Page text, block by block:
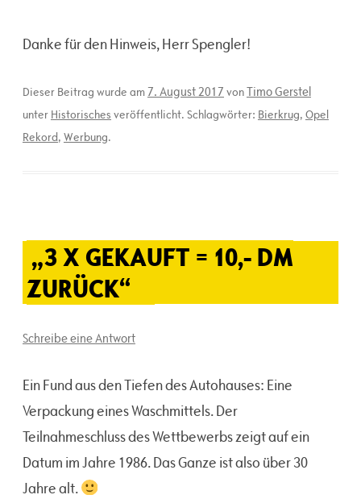
Danke für den Hinweis, Herr Spengler!
Dieser Beitrag wurde am 7. August 2017 vonTimo Gerstel
unter Historisches veröffentlicht. Schlagwörter: Bierkrug, Opel
Rekord, Werbung.
„3 X GEKAUFT = 10,- DM
ZURÜCK“
Schreibe eine Antwort
Ein Fund aus den Tiefen des Autohauses: Eine
Verpackung eines Waschmittels. Der
Teilnahmeschluss des Wettbewerbs zeigt auf ein
Datum im Jahre 1986. Das Ganze ist also über 30
Jahre alt.